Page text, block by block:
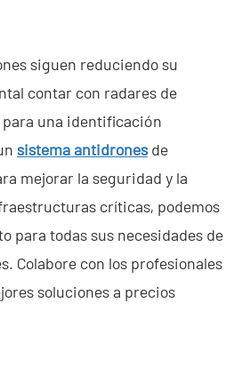
siguen reduciendo su
contar con radares de
una identificación
sistema antidronesde
mejorar la seguridad y la
críticas, podemos
para todas sus necesidades de
Colabore con los profesionales
soluciones a precios